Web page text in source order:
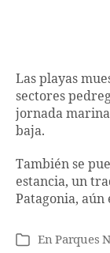
Las playas
sectores
jornada
baja.
También se
estancia, un
Patagonia, aún
Categorías
EnParques